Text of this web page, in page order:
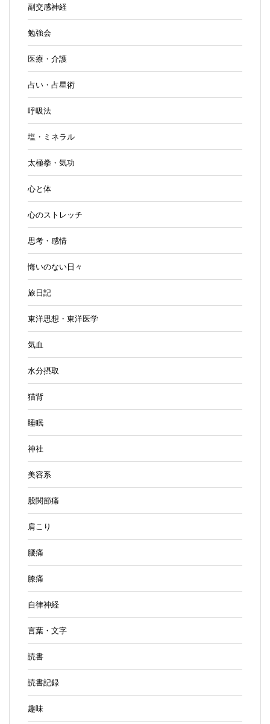
副交感神経
勉強会
医療・介護
占い・占星術
呼吸法
塩・ミネラル
太極拳・気功
心と体
心のストレッチ
思考・感情
悔いのない日々
旅日記
東洋思想・東洋医学
気血
水分摂取
猫背
睡眠
神社
美容系
股関節痛
肩こり
腰痛
膝痛
自律神経
言葉・文字
読書
読書記録
趣味